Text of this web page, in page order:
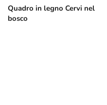
Quadro in legno Cervi nel
bosco